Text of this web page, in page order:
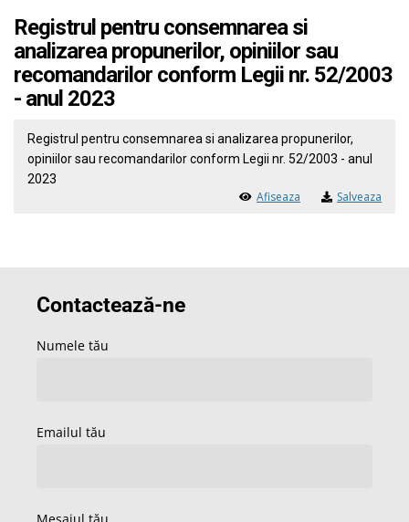
Registrul pentru consemnarea si
analizarea propunerilor, opiniilor sau
recomandarilor conform Legii nr. 52/2003
- anul 2023
Registrul pentru consemnarea si analizarea propunerilor,
opiniilor sau recomandarilor conform Legii nr. 52/2003 - anul
2023
Afiseaza Salveaza